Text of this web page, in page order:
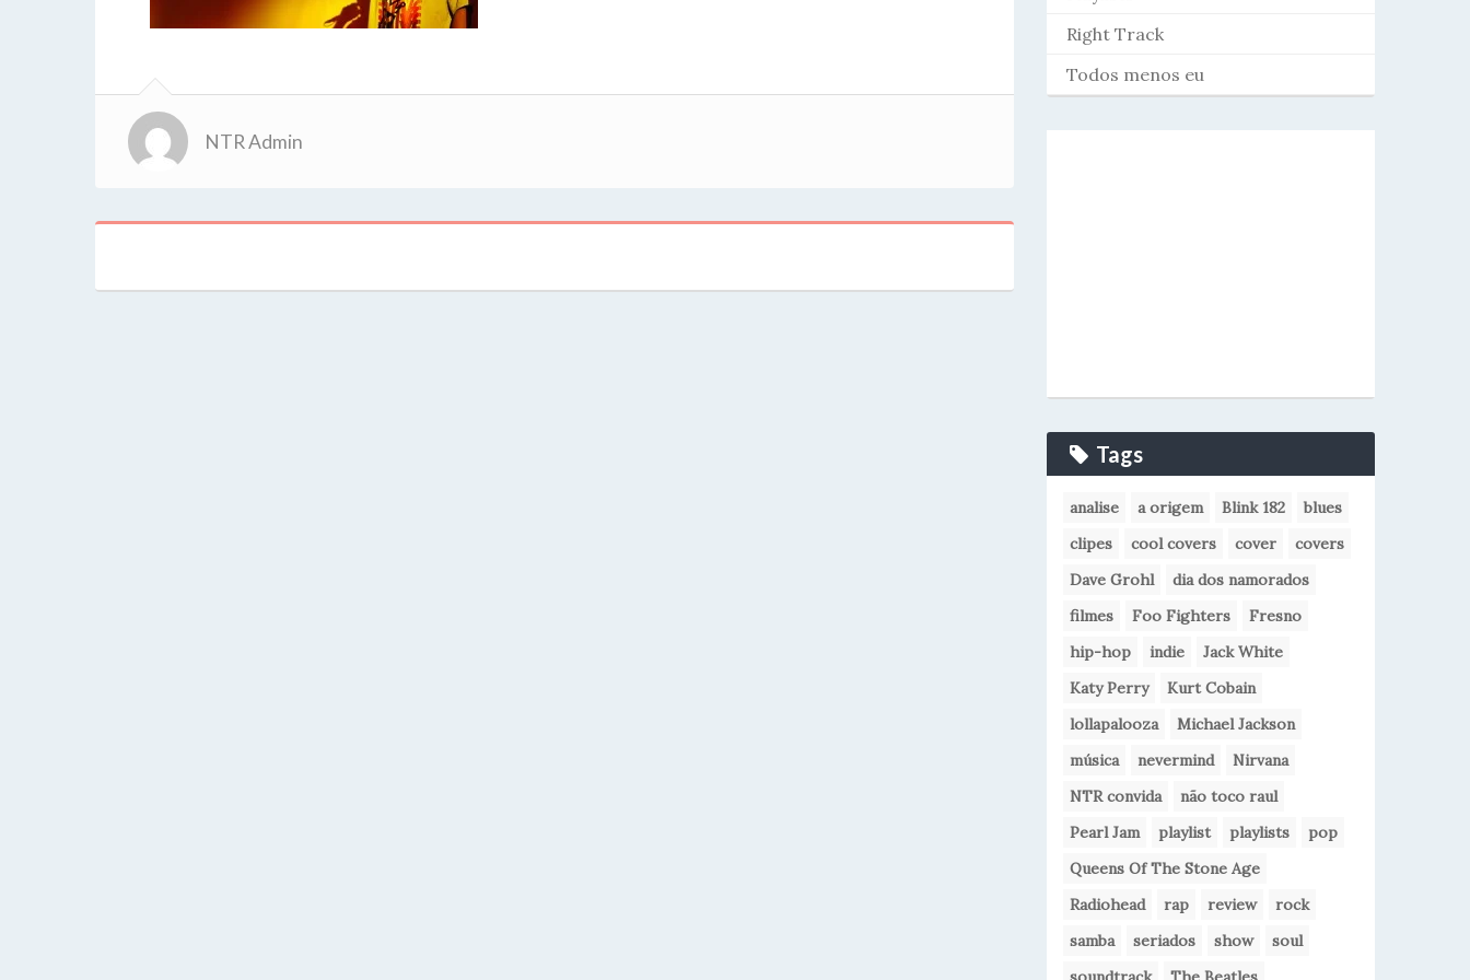
NTR Admin
Right Track
Todos menos eu
Tags
analise a origem Blink 182
blues
clipes
cool covers cover
covers
Dave Grohl
dia dos namorados
filmes
Foo Fighters
Fresno
hip-hop
indie
Jack White
Katy Perry
Kurt Cobain
lollapalooza
Michael Jackson
música
nevermind
Nirvana
NTR convida
não toco raul
Pearl Jam
playlist playlists
pop
Queens Of The Stone Age
Radiohead
rap review
rock
samba
seriados show
soul